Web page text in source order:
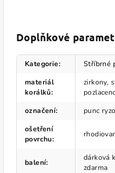
Doplňkové
Kategorie:
Stříbrné
materiál
korálků:
zirkony,
označení:
punc
ošetření
povrchu:
balení:
dárková
zdarma